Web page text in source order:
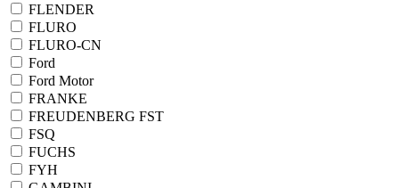
FLENDER
FLURO
FLURO-CN
Ford
Ford Motor
FRANKE
FREUDENBERG FST
FSQ
FUCHS
FYH